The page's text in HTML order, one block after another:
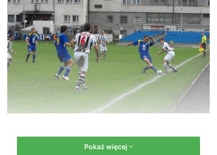
a
l
Czarni Jasło i Stal Sanok podczas zmagań ligowych, fot.
podkarpacie24.pl
Pokaż więcej